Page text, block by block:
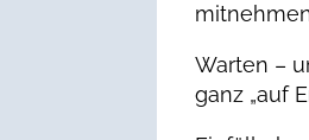
Warten –
ganz „auf